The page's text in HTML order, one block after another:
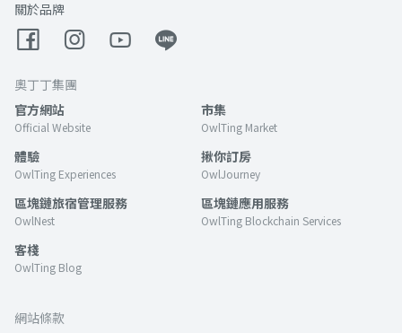
關於品牌
奧丁丁集團
官方網站
Official Website
市集
OwlTing Market
體驗
OwlTing Experiences
揪你訂房
OwlJourney
區塊鏈旅宿管理服務
OwlNest
區塊鏈應用服務
OwlTing Blockchain Services
客棧
OwlTing Blog
網站條款